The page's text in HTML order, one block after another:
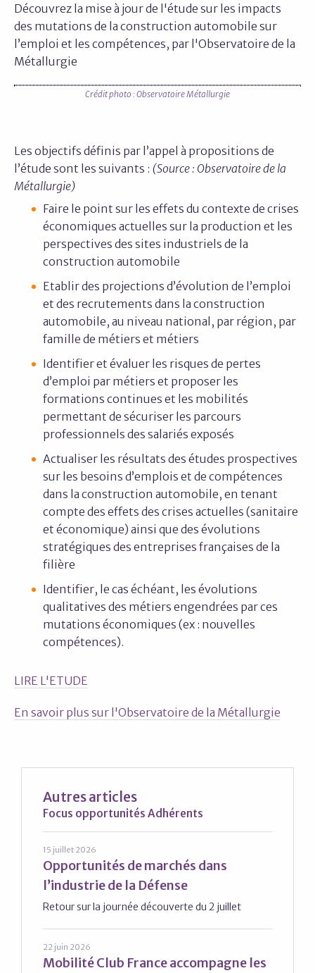
Découvrez la mise à jour de l'étude sur les impacts
des mutations de la construction automobile sur
l’emploi et les compétences, par l'Observatoire de la
Métallurgie
Crédit photo : Observatoire Métallurgie
Les objectifs définis par l’appel à propositions de
l’étude sont les suivants : (Source : Observatoire de la
Métallurgie)
Faire le point sur les effets du contexte de crises
économiques actuelles sur la production et les
perspectives des sites industriels de la
construction automobile
Etablir des projections d’évolution de l’emploi
et des recrutements dans la construction
automobile, au niveau national, par région, par
famille de métiers et métiers
Identifier et évaluer les risques de pertes
d’emploi par métiers et proposer les
formations continues et les mobilités
permettant de sécuriser les parcours
professionnels des salariés exposés
Actualiser les résultats des études prospectives
sur les besoins d’emplois et de compétences
dans la construction automobile, en tenant
compte des effets des crises actuelles (sanitaire
et économique) ainsi que des évolutions
stratégiques des entreprises françaises de la
filière
Identifier, le cas échéant, les évolutions
qualitatives des métiers engendrées par ces
mutations économiques (ex : nouvelles
compétences).
LIRE L'ETUDE
En savoir plus sur l'Observatoire de la Métallurgie
Autres articles
Focus opportunités Adhérents
15 juillet 2026
Opportunités de marchés dans
l’industrie de la Défense
Retour sur la journée découverte du 2 juillet
22 juin 2026
Mobilité Club France accompagne les